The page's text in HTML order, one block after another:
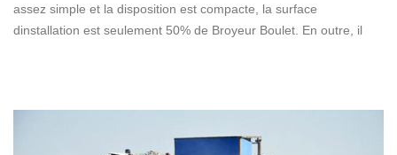
assez simple et la disposition est compacte, la surface
dinstallation est seulement 50% de Broyeur Boulet. En outre, il